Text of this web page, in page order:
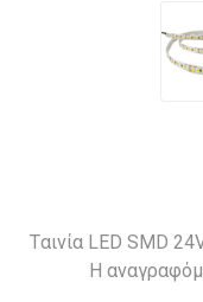
Tαινία LED SMD
Η